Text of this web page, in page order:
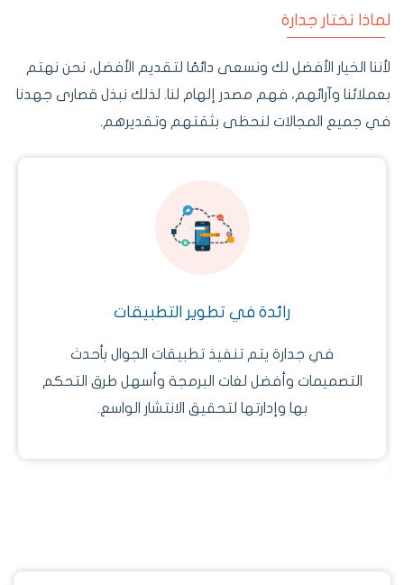
لماذا تختار جدارة
لأننا الخيار الأفضل لك ونسعى دائمًا لتقديم الأفضل, نحن نهتم
بعملائنا وآرائهم، فهم مصدر إلهام لنا. لذلك نبذل قصارى جهدنا
في جميع المجالات لنحظى بثقتهم وتقديرهم.
تصميم مواقع استثنائية
توافر الكفاءات وتكامل عناصر العمل يتيح لجدارة
تصميم مواقع ابداعية مبتكرة بأفضل لغات البرمجة
بعيداً عن المواقع الجاهزة والصفحات المكررة.